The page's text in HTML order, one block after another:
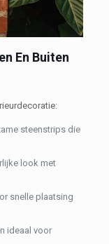
En Buiten
steenstrips die
look met
snelle plaatsing
ideaal voor